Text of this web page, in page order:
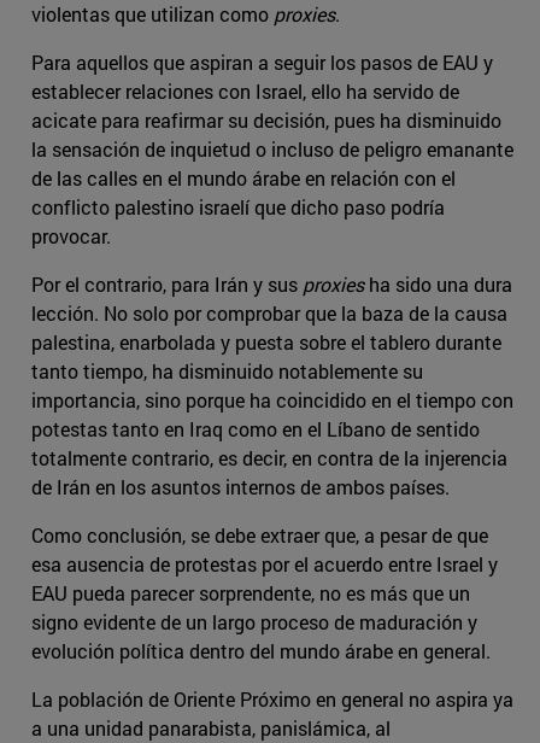
violentas que utilizan como proxies.
Para aquellos que aspiran a seguir los pasos de EAU y
establecer relaciones con Israel, ello ha servido de
acicate para reafirmar su decisión, pues ha disminuido
la sensación de inquietud o incluso de peligro emanante
de las calles en el mundo árabe en relación con el
conflicto palestino israelí que dicho paso podría
provocar.
Por el contrario, para Irán y sus proxiesha sido una dura
lección. No solo por comprobar que la baza de la causa
palestina, enarbolada y puesta sobre el tablero durante
tanto tiempo, ha disminuido notablemente su
importancia, sino porque ha coincidido en el tiempo con
potestas tanto en Iraq como en el Líbano de sentido
totalmente contrario, es decir, en contra de la injerencia
de Irán en los asuntos internos de ambos países.
Como conclusión, se debe extraer que, a pesar de que
esa ausencia de protestas por el acuerdo entre Israel y
EAU pueda parecer sorprendente, no es más que un
signo evidente de un largo proceso de maduración y
evolución política dentro del mundo árabe en general.
La población de Oriente Próximo en general no aspira ya
a una unidad panarabista, panislámica, al